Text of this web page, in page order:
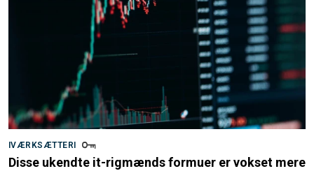
IVÆRKSÆTTERI
Disse ukendte it-rigmænds formuer er vokset mere